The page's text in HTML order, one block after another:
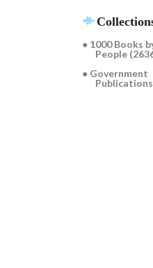
● 1000 Books
People
● Government